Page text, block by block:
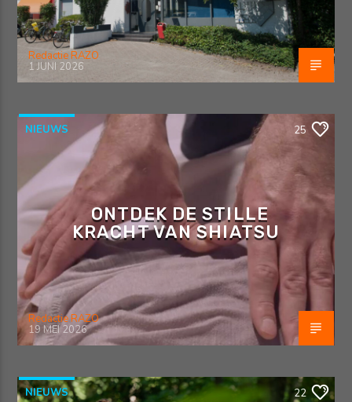
Redactie RAZO
1 JUNI 2026
NIEUWS 25
ONTDEK DE STILLE
KRACHT VAN SHIATSU
Redactie RAZO
19 MEI 2026
NIEUWS 22